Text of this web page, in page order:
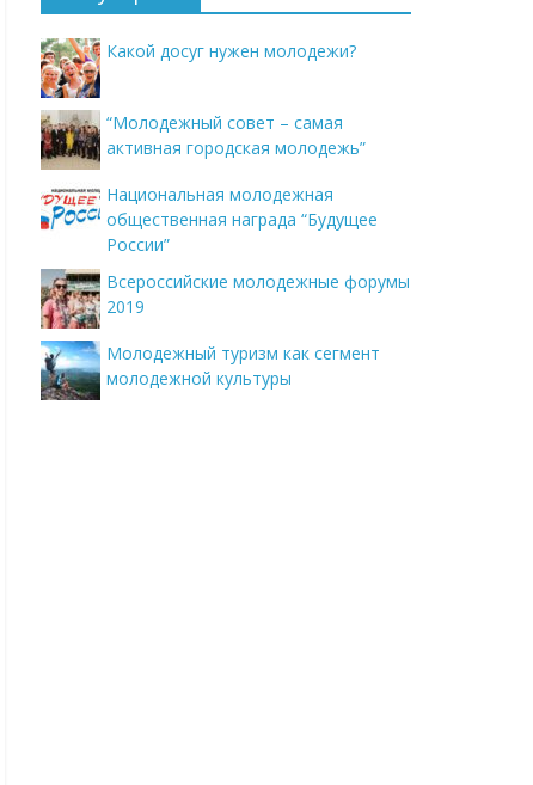
Какой досуг нужен молодежи?
“Молодежный совет – самая
активная городская молодежь”
Национальная молодежная
общественная награда “Будущее
России”
Всероссийские молодежные форумы
2019
Молодежный туризм как сегмент
молодежной культуры